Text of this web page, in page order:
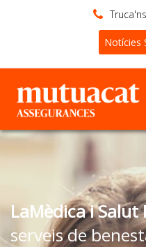
Notícies
LaMèdica i Salut
serveis de